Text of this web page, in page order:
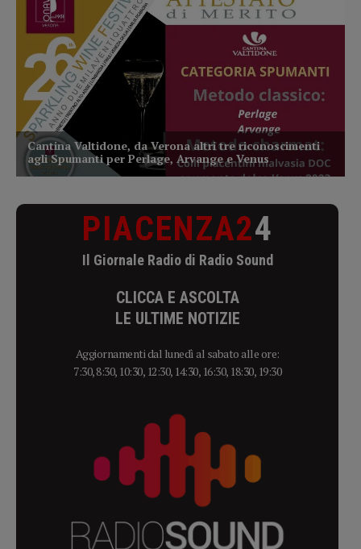
PIACENZA24
Il Giornale Radio di Radio Sound
CLICCA E ASCOLTA
LE ULTIME NOTIZIE
Aggiornamenti dal lunedì al sabato alle ore:
7:30, 8:30, 10:30, 12:30, 14:30, 16:30, 18:30, 19:30